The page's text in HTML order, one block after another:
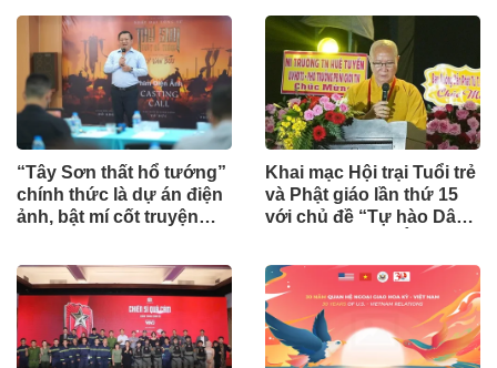
“Tây Sơn thất hổ tướng”
chính thức là dự án điện
ảnh, bật mí cốt truyện
Khai mạc Hội trại Tuổi trẻ
và Phật giáo lần thứ 15
với chủ đề “Tự hào Dân